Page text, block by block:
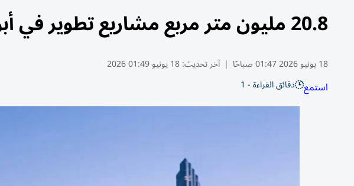
20.8 مليون متر مربع مشاريع تطوير في أبوظبي
18 يونيو 2026 01:47 صباحًا | آخر تحديث:18 يونيو 01:49 2026
استمع دقائق القراءة - 1